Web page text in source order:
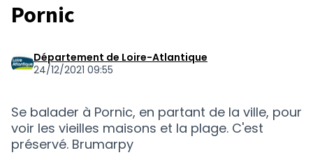
Pornic
Département de Loire-Atlantique
24/12/2021 09:55
Se balader à Pornic, en partant de la ville, pour
voir les vieilles maisons et la plage. C'est
préservé. Brumarpy